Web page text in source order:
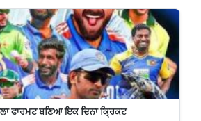
ਫਾਰਮਟ ਬਣਿਆ ਇਕ ਦਿਨਾ ਕ੍ਰਿਕਟ